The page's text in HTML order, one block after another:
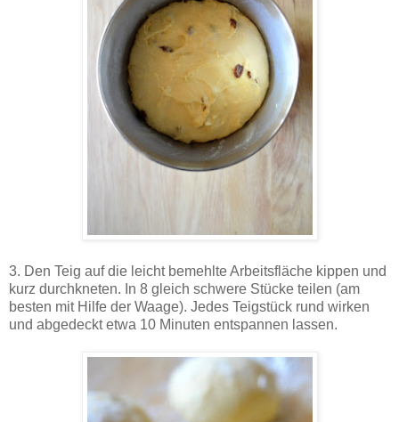
3. Den Teig auf die leicht bemehlte Arbeitsfläche kippen und
kurz durchkneten. In 8 gleich schwere Stücke teilen (am
besten mit Hilfe der Waage). Jedes Teigstück rund wirken
und abgedeckt etwa 10 Minuten entspannen lassen.